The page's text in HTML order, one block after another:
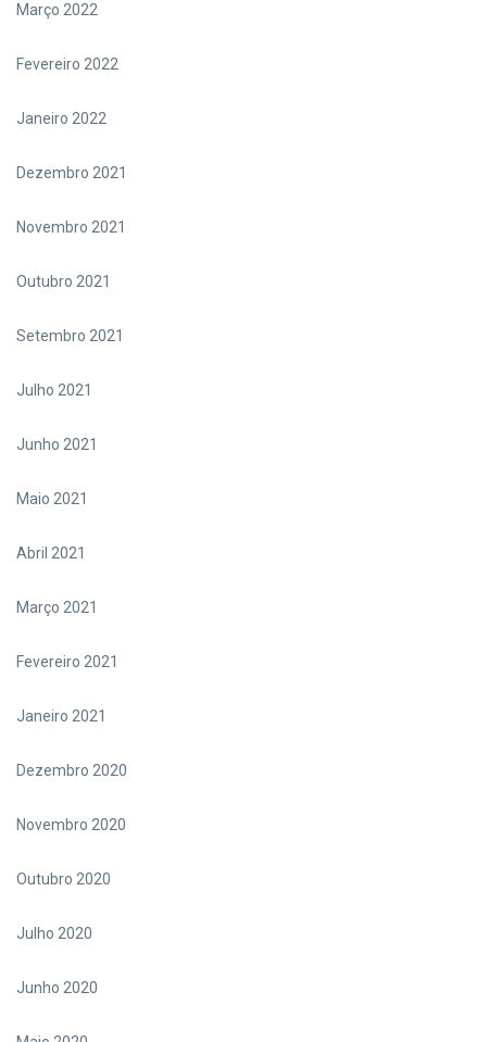
Março 2022
Fevereiro 2022
Janeiro 2022
Dezembro 2021
Novembro 2021
Outubro 2021
Setembro 2021
Julho 2021
Junho 2021
Maio 2021
Abril 2021
Março 2021
Fevereiro 2021
Janeiro 2021
Dezembro 2020
Novembro 2020
Outubro 2020
Julho 2020
Junho 2020